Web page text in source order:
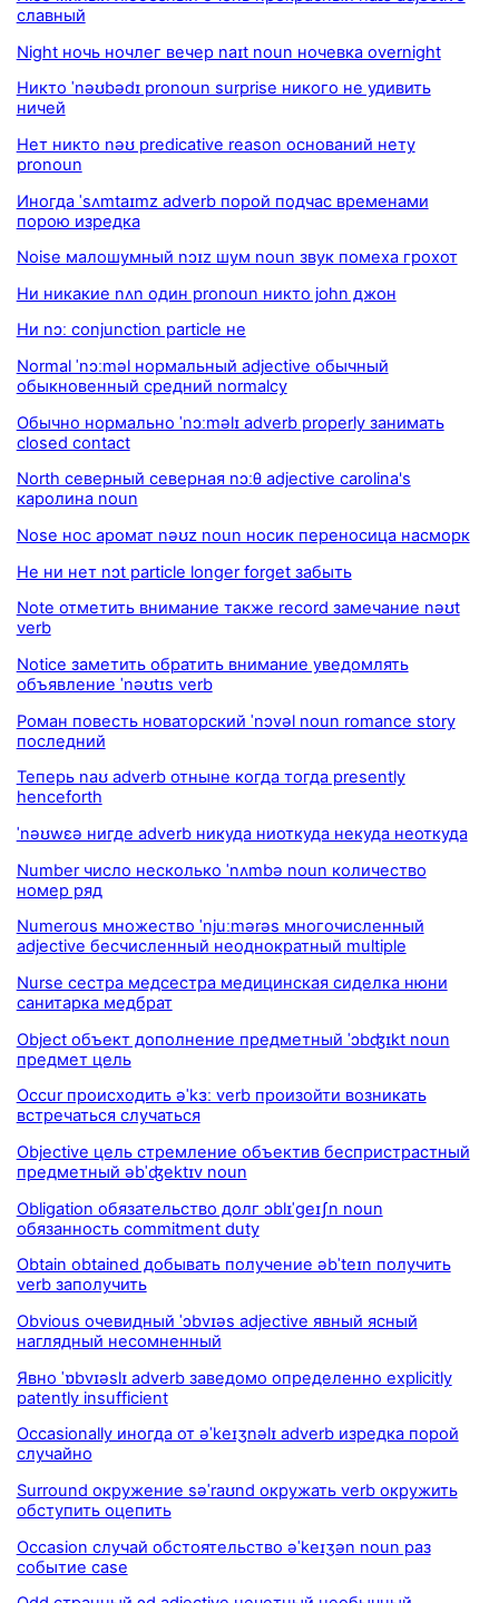
славный
Night ночь ночлег вечер naɪt noun ночевка overnight
Никто ˈnəʊbədɪ pronoun surprise никого не удивить
ничей
Нет никто nəʊ predicative reason оснований нету
pronoun
Иногда ˈsʌmtaɪmz adverb порой подчас временами
порою изредка
Noise малошумный nɔɪz шум noun звук помеха грохот
Ни никакие nʌn один pronoun никто john джон
Ни nɔː conjunction particle не
Normal ˈnɔːməl нормальный adjective обычный
обыкновенный средний normalcy
Обычно нормально ˈnɔːməlɪ adverb properly занимать
closed contact
North северный северная nɔːθ adjective carolina's
каролина noun
Nose нос аромат nəʊz noun носик переносица насморк
Не ни нет nɔt particle longer forget забыть
Note отметить внимание также record замечание nəʊt
verb
Notice заметить обратить внимание уведомлять
объявление ˈnəʊtɪs verb
Роман повесть новаторский ˈnɔvəl noun romance story
последний
Теперь naʊ adverb отныне когда тогда presently
henceforth
ˈnəʊwɛə нигде adverb никуда ниоткуда некуда неоткуда
Number число несколько ˈnʌmbə noun количество
номер ряд
Numerous множество ˈnjuːmərəs многочисленный
adjective бесчисленный неоднократный multiple
Nurse сестра медсестра медицинская сиделка нюни
санитарка медбрат
Object объект дополнение предметный ˈɔbʤɪkt noun
предмет цель
Occur происходить əˈkɜː verb произойти возникать
встречаться случаться
Objective цель стремление объектив беспристрастный
предметный əbˈʤektɪv noun
Obligation обязательство долг ɔblɪˈgeɪʃn noun
обязанность commitment duty
Obtain obtained добывать получение əbˈteɪn получить
verb заполучить
Obvious очевидный ˈɔbvɪəs adjective явный ясный
наглядный несомненный
Явно ˈɒbvɪəslɪ adverb заведомо определенно explicitly
patently insufficient
Occasionally иногда от əˈkeɪʒnəlɪ adverb изредка порой
случайно
Surround окружение səˈraʊnd окружать verb окружить
обступить оцепить
Occasion случай обстоятельство əˈkeɪʒən noun раз
событие case